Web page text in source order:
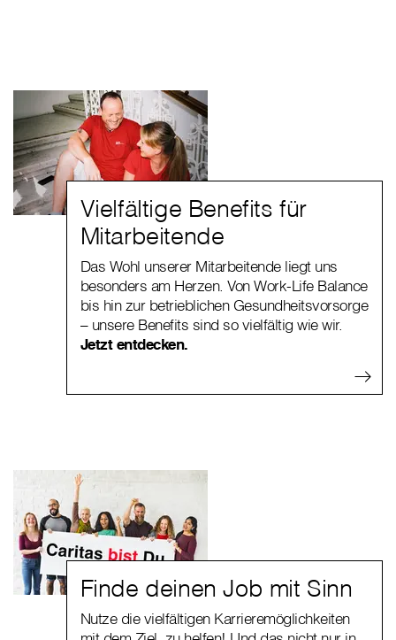
Vielfältige Benefits für
Mitarbeitende
Das Wohl unserer Mitarbeitende liegt uns
besonders am Herzen. Von Work-Life Balance
bis hin zur betrieblichen Gesundheitsvorsorge
– unsere Benefits sind so vielfältig wie wir.
Jetzt entdecken.
Finde deinen Job mit Sinn
Nutze die vielfältigen Karrieremöglichkeiten